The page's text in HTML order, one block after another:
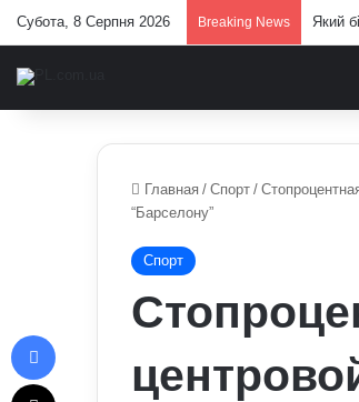
Субота, 8 Серпня 2026 Breaking News СБУ
Главная / Спорт /
“Барселону”
Спорт